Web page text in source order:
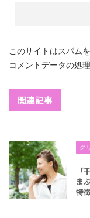
このサイトはスパム
コメントデータの処
関連記事
ク
「
ま
特